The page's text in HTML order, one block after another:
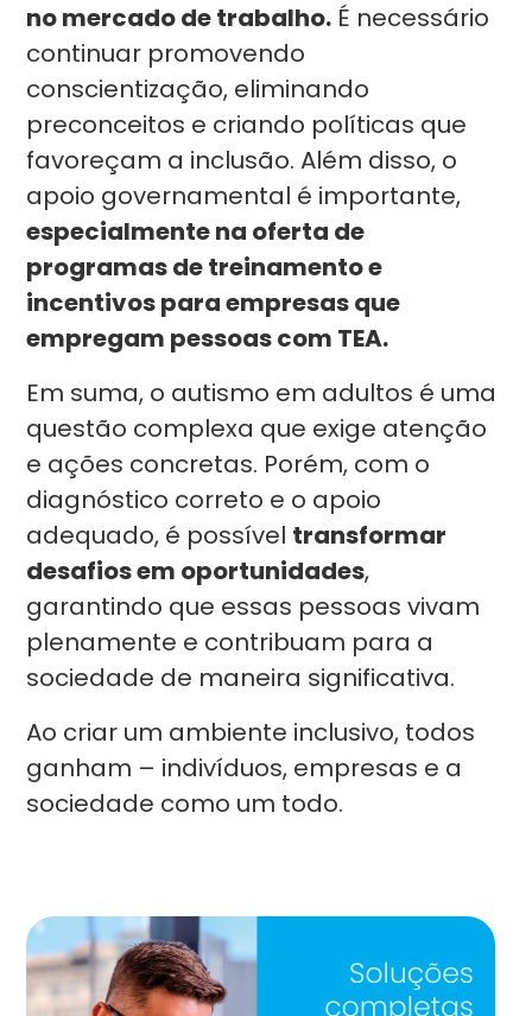
no mercado de trabalho. É necessário
continuar promovendo
conscientização, eliminando
preconceitos e criando políticas que
favoreçam a inclusão. Além disso, o
apoio governamental é importante,
especialmente na oferta de
programas de treinamento e
incentivos para empresas que
empregam pessoas com TEA.
Em suma, o autismo em adultos é uma
questão complexa que exige atenção
e ações concretas. Porém, com o
diagnóstico correto e o apoio
adequado, é possível transformar
desafios em oportunidades,
garantindo que essas pessoas vivam
plenamente e contribuam para a
sociedade de maneira significativa.
Ao criar um ambiente inclusivo, todos
ganham – indivíduos, empresas e a
sociedade como um todo.